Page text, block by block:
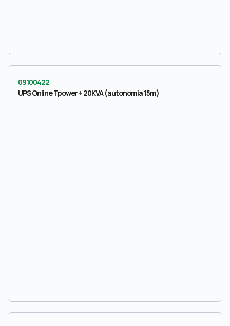
09100422
UPS Online Tpower + 20KVA (autonomia 15m)